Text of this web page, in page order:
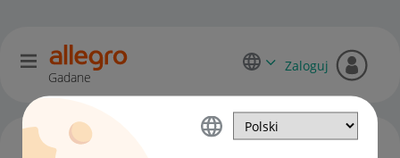
Gadane
Zaloguj